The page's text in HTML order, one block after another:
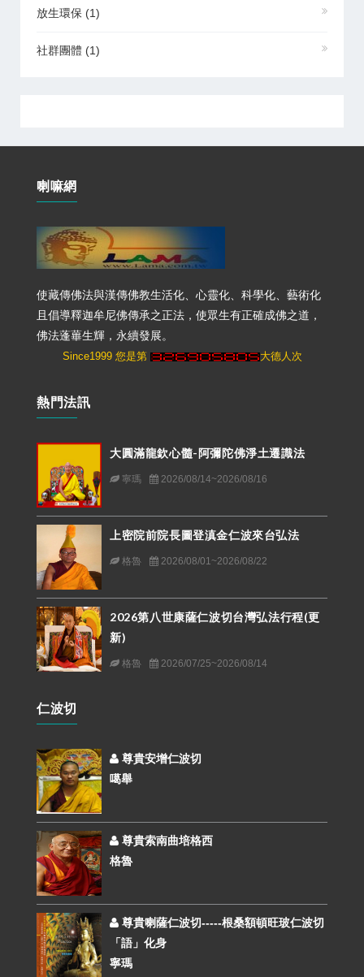
放生環保 (1)
社群團體 (1)
喇嘛網
使藏傳佛法與漢傳佛教生活化、心靈化、科學化、藝術化
且倡導釋迦牟尼佛傳承之正法，使眾生有正確成佛之道，
佛法蓬蓽生輝，永續發展。
Since1999 您是第 大德人次
熱門法訊
大圓滿龍欽心髓-阿彌陀佛淨土遷識法
寧瑪 2026/08/14~2026/08/16
上密院前院長圖登滇金仁波來台弘法
格魯 2026/08/01~2026/08/22
2026第八世康薩仁波切台灣弘法行程(更
新)
格魯 2026/07/25~2026/08/14
仁波切
尊貴安增仁波切
噶舉
尊貴索南曲培格西
格魯
尊貴喇薩仁波切-----根桑額頓旺玻仁波切
「語」化身
寧瑪